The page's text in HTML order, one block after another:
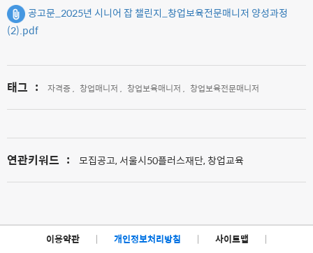
공고문_2025년 시니어 잡 챌린지_창업보육전문매니저 양성과정
(2).pdf
태그 : 자격증 , 창업매니저 , 창업보육매니저 , 창업보육전문매니저
연관키워드 : 모집공고, 서울시50플러스재단, 창업교육
이용약관 | 개인정보처리방침 | 사이트맵
|